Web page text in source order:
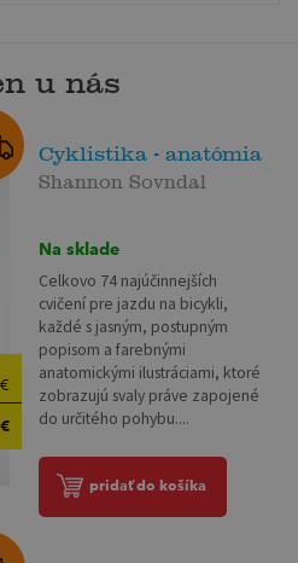
u nás
€
Cyklistika - anatómia
Shannon Sovndal
Na sklade
Celkovo 74 najúčinnejších
cvičení pre jazdu na bicykli,
každé s jasným, postupným
popisom a farebnými
anatomickými ilustráciami, ktoré
zobrazujú svaly práve zapojené
do určitého pohybu....
pridať do košíka